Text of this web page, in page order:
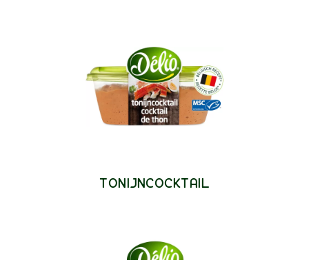
TONIJNCOCKTAIL